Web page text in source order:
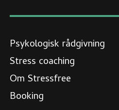
Psykologisk rådgivning
Stress coaching
Om Stressfree​
Booking